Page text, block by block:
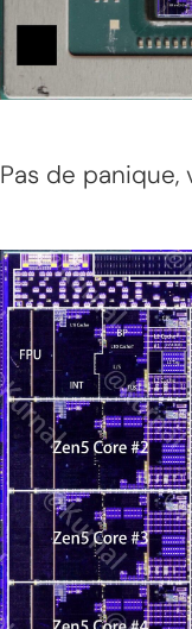
Pas de panique,